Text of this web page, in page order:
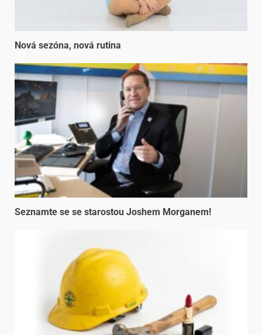
Nová sezóna, nová rutina
Seznamte se se starostou Joshem Morganem!